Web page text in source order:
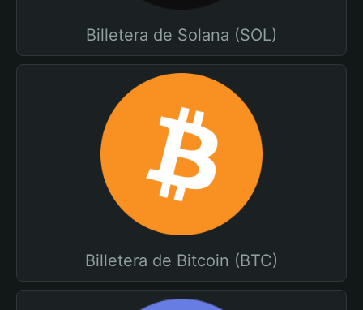
Billetera de Solana (SOL)
Billetera de Bitcoin (BTC)